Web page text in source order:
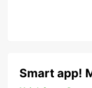
Smart app!